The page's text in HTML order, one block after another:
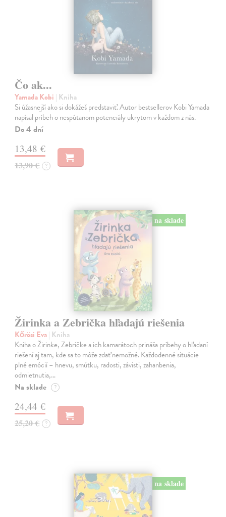
Čo ak...
Yamada Kobi | Kniha
Si úžasnejší ako si dokážeš predstaviť. Autor bestsellerov Kobi Yamada
napísal príbeh o nespútanom potenciály ukrytom v každom z nás.
Do 4 dní
13,48 €
13,90 € ?
na sklade
Žirinka a Zebrička hľadajú riešenia
Kőrösi Eva| Kniha
Kniha o Žirinke, Zebričke a ich kamarátoch prináša príbehy o hľadaní
riešení aj tam, kde sa to môže zdať nemožné. Každodenné situácie
plné emócií – hnevu, smútku, radosti, závisti, zahanbenia,
odmietnutia,…
Na sklade ?
24,44 €
25,20 € ?
na sklade